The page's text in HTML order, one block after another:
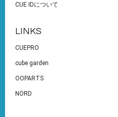
CUE IDについて
LINKS
CUEPRO
cube garden
OOPARTS
NORD